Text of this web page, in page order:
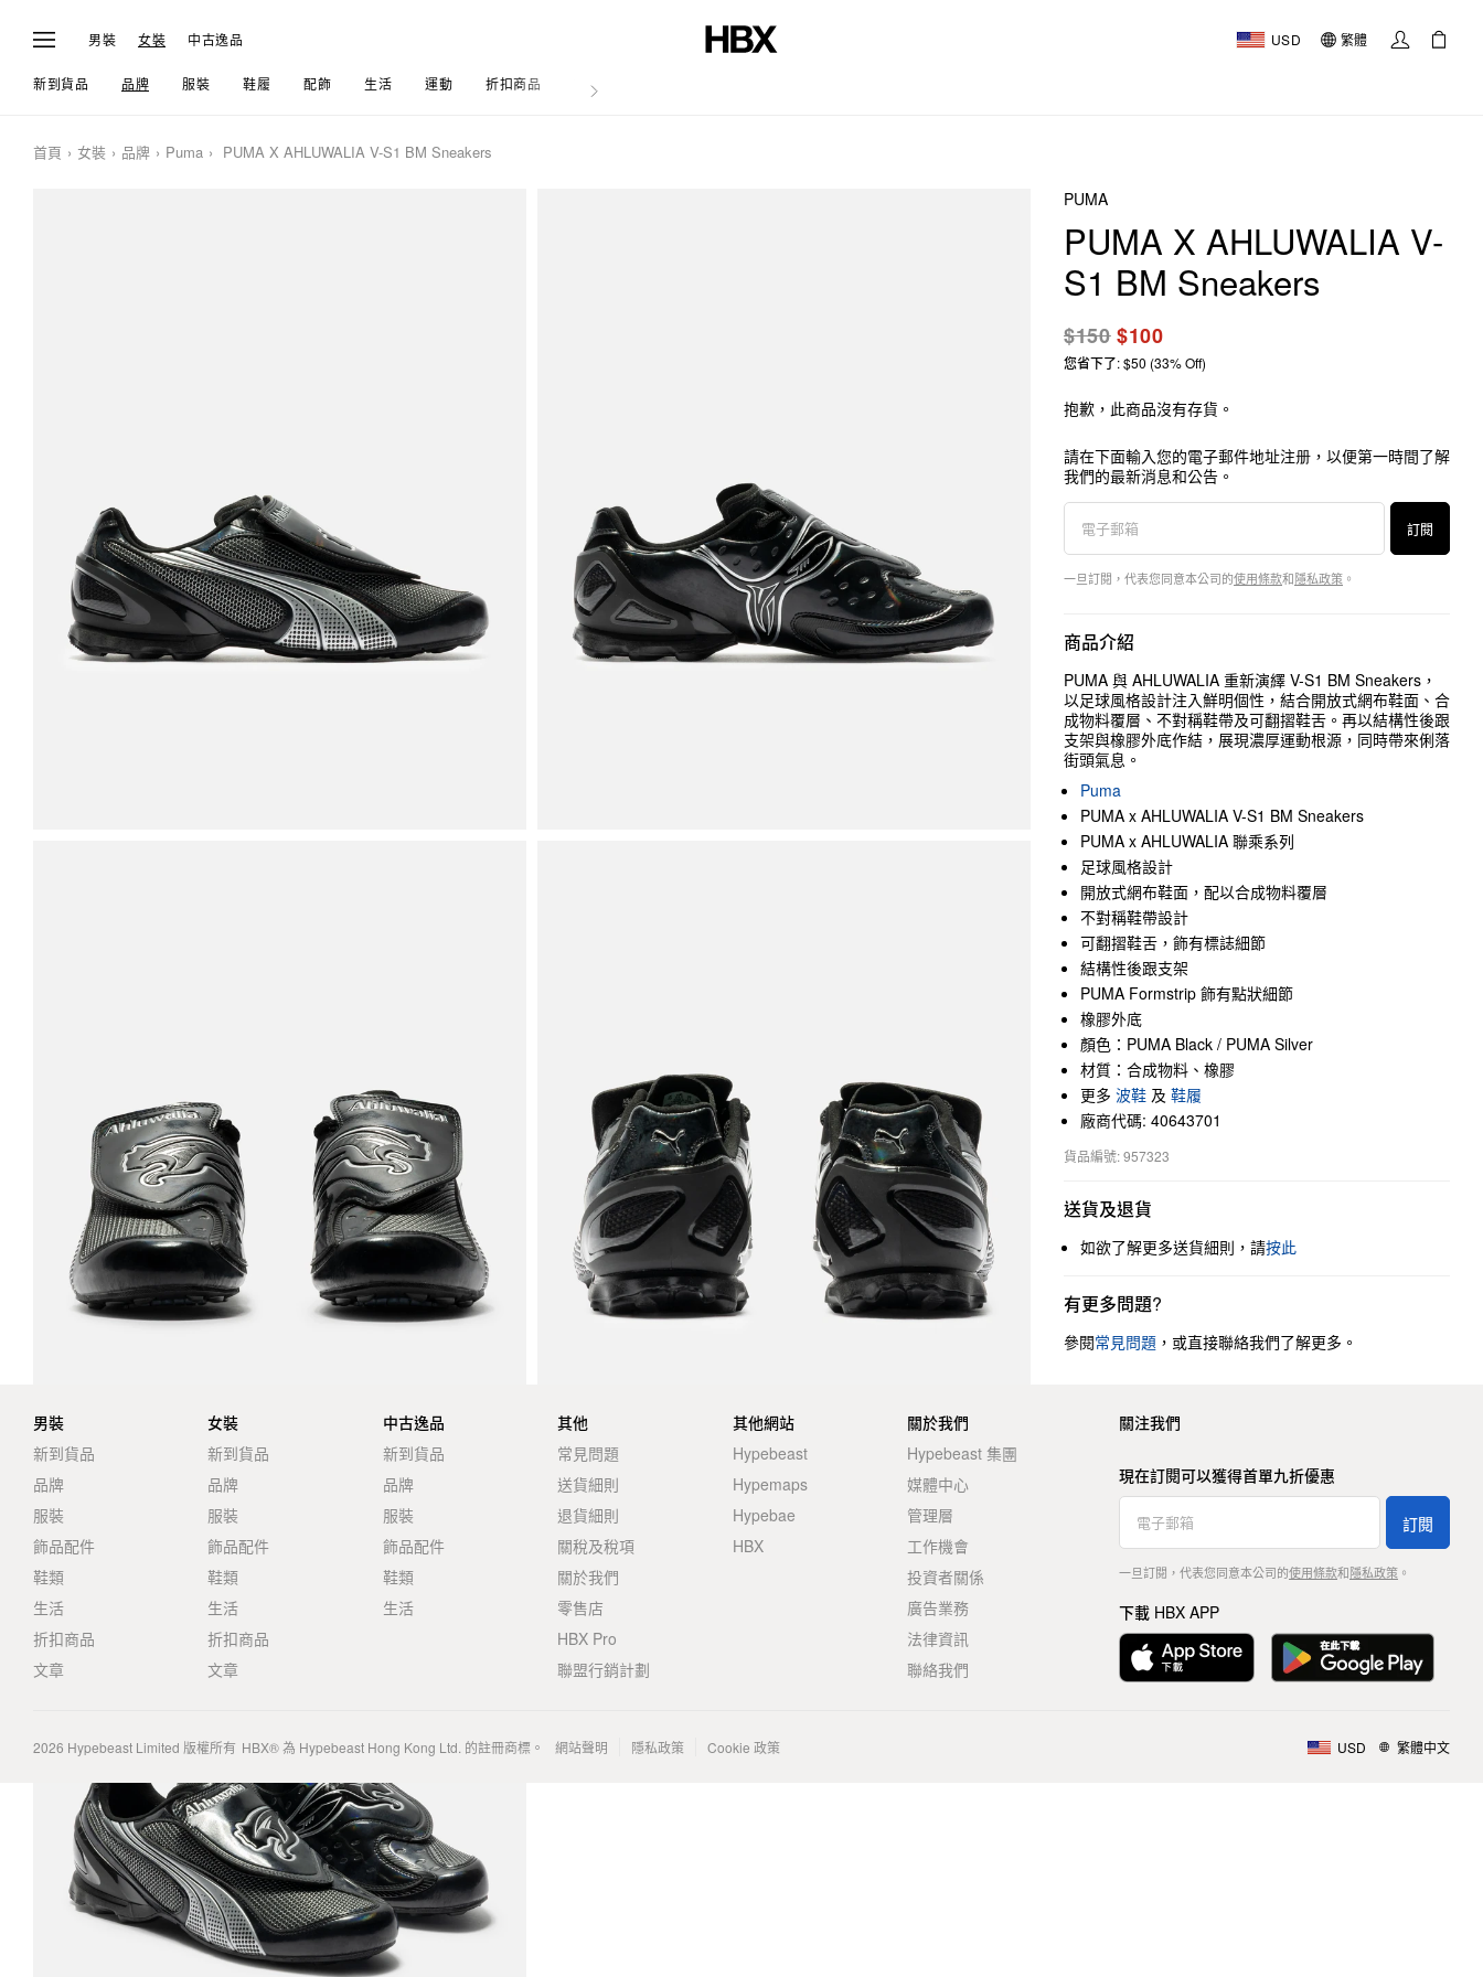
男裝 女裝 中古逸品 USD 繁體
新到貨品 品牌 服裝 鞋履 配飾 生活 運動 折扣商品 文章
首頁 女裝 品牌 Puma PUMA X AHLUWALIA V-S1 BM Sneakers
PUMA
PUMA X AHLUWALIA V-
S1 BM Sneakers
$150$100
您省下了: $50 (33% Off)
抱歉，此商品沒有存貨。
請在下面輸入您的電子郵件地址注册，以便第一時間了解
我們的最新消息和公告。
訂閱
一旦訂閱，代表您同意本公司的使用條款和隱私政策 。
商品介紹
PUMA 與 AHLUWALIA 重新演繹 V-S1 BM Sneakers，
以足球風格設計注入鮮明個性，結合開放式網布鞋面、合
成物料覆層、不對稱鞋帶及可翻摺鞋舌。再以結構性後跟
支架與橡膠外底作結，展現濃厚運動根源，同時帶來俐落
街頭氣息。
Puma
PUMA x AHLUWALIA V-S1 BM Sneakers
PUMA x AHLUWALIA 聯乘系列
足球風格設計
開放式網布鞋面，配以合成物料覆層
不對稱鞋帶設計
可翻摺鞋舌，飾有標誌細節
結構性後跟支架
PUMA Formstrip 飾有點狀細節
橡膠外底
顏色：PUMA Black / PUMA Silver
材質：合成物料、橡膠
更多 波鞋 及 鞋履
廠商代碼: 40643701
貨品編號: 957323
送貨及退貨
如欲了解更多送貨細則，請按此
有更多問題?
參閱常見問題 ，或直接聯絡我們了解更多。
男裝
新到貨品
品牌
服裝
飾品配件
鞋類
生活
折扣商品
文章
女裝
新到貨品
品牌
服裝
飾品配件
鞋類
生活
折扣商品
文章
中古逸品
新到貨品
品牌
服裝
飾品配件
鞋類
生活
其他
常見問題
送貨細則
退貨細則
關稅及稅項
關於我們
零售店
HBX Pro
聯盟行銷計劃
其他網站
Hypebeast
Hypemaps
Hypebae
HBX
關於我們
Hypebeast 集團
媒體中心
管理層
工作機會
投資者關係
廣告業務
法律資訊
聯絡我們
關注我們
現在訂閱可以獲得首單九折優惠
訂閱
一旦訂閱，代表您同意本公司的使用條款和隱私政策。
下載 HBX APP
2026 Hypebeast Limited 版權所有 HBX® 為 Hypebeast Hong Kong Ltd. 的註冊商標。 網站聲明 隱私政策 Cookie 政策 USD 繁體中文